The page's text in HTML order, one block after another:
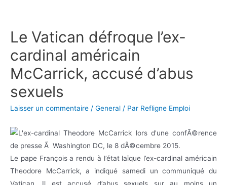
Le Vatican défroque l’ex-
cardinal américain
McCarrick, accusé d’abus
sexuels
Laisser un commentaire / General / Par Refligne Emploi
Le pape François a rendu à l’état laïque l’ex-cardinal américain
Theodore McCarrick, a indiqué samedi un communiqué du